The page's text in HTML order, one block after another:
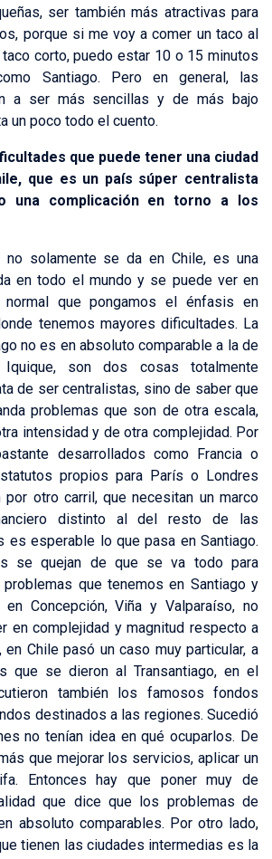
ser también más atractivas para
porque si me voy a comer un taco al
corto, puedo estar 10 o 15 minutos
Santiago. Pero en general, las
a ser más sencillas y de más bajo
un poco todo el cuento.
que puede tener una ciudad
que es un país súper centralista
una complicación en torno a los
no solamente se da en Chile, es una
en todo el mundo y se puede ver en
normal que pongamos el énfasis en
tenemos mayores dificultades. La
no es en absoluto comparable a la de
son dos cosas totalmente
de ser centralistas, sino de saber que
problemas que son de otra escala,
intensidad y de otra complejidad. Por
desarrollados como Francia o
propios para París o Londres
otro carril, que necesitan un marco
distinto al del resto de las
es esperable lo que pasa en Santiago.
se quejan de que se va todo para
que tenemos en Santiago y
Concepción, Viña y Valparaíso, no
en complejidad y magnitud respecto a
en Chile pasó un caso muy particular, a
que se dieron al Transantiago, en el
también los famosos fondos
destinados a las regiones. Sucedió
no tenían idea en qué ocuparlos. De
que mejorar los servicios, aplicar un
Entonces hay que poner muy de
que dice que los problemas de
absoluto comparables. Por otro lado,
tienen las ciudades intermedias es la